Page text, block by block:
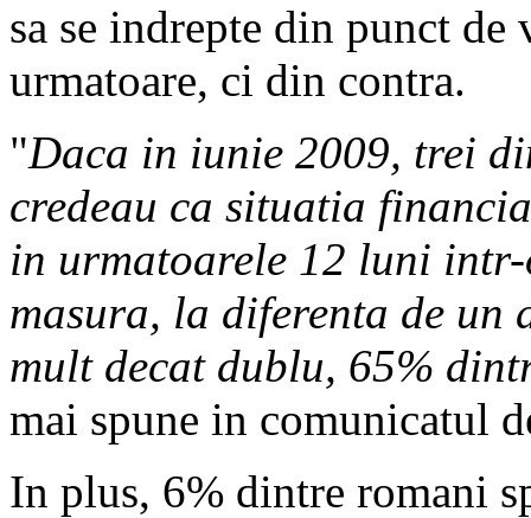
sa se indrepte din punct de
urmatoare, ci din contra.
"Daca in iunie 2009, trei
credeau ca situatia
in urmatoarele 12 luni
masura, la diferenta de un
mult decat dublu, 65%
mai spune in comunicatul
In plus, 6% dintre romani